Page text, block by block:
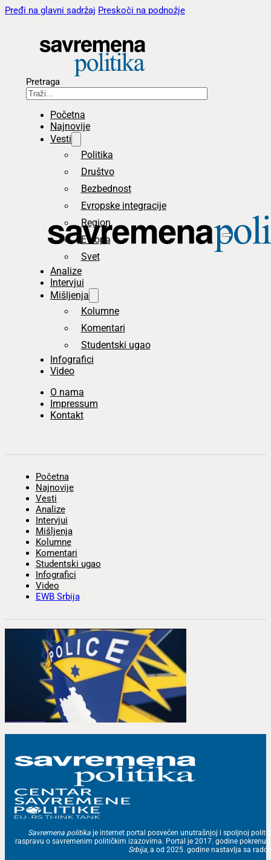
Pređi na glavni sadržaj Preskoči na podnožje
Pretraga
Početna
Najnovije
Vesti
Politika
Društvo
Bezbednost
Evropske integracije
Region
Evropa
Svet
Analize
Intervjui
Mišljenja
Kolumne
Komentari
Studentski ugao
Infografici
Video
O nama
Impressum
Kontakt
Početna
Najnovije
Vesti
Analize
Intervjui
Mišljenja
Kolumne
Komentari
Studentski ugao
Infografici
Video
EWB Srbija
Savremena politika je internet portal posvećen unutrašnjoj i spoljnoj
raspravu o savremenim političkim izazovima. Portal je 2017. godine
Srbija, a od 2025. godine nastavlja sa